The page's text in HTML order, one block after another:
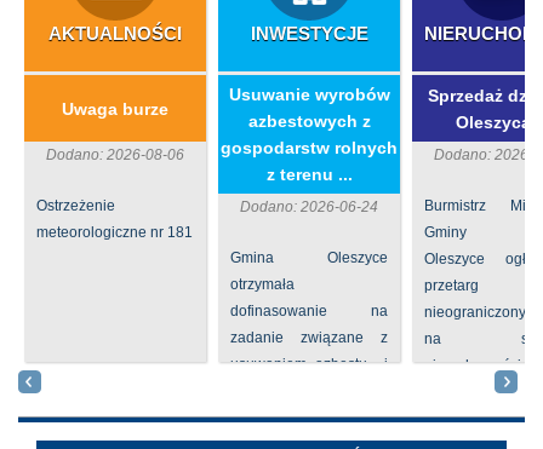
AKTUALNOŚCI
Uwaga burze
Dodano: 2026-08-06
Ostrzeżenie
meteorologiczne nr 181
INWESTYCJE
​Usuwanie wyrobów
azbestowych z
gospodarstw rolnych
z terenu ...
Dodano: 2026-06-24
Gmina Oleszyce
otrzymała
dofinasowanie na
zadanie związane z
usuwaniem azbestu i
azbest w ramach
programu
Sprzedaż
Dodano: 2026-
Burmistrz
Gminy
Oleszyce
przetarg
nieograniczony
na
nieruchomości nr
Oleszycach
Orzeszkowej.